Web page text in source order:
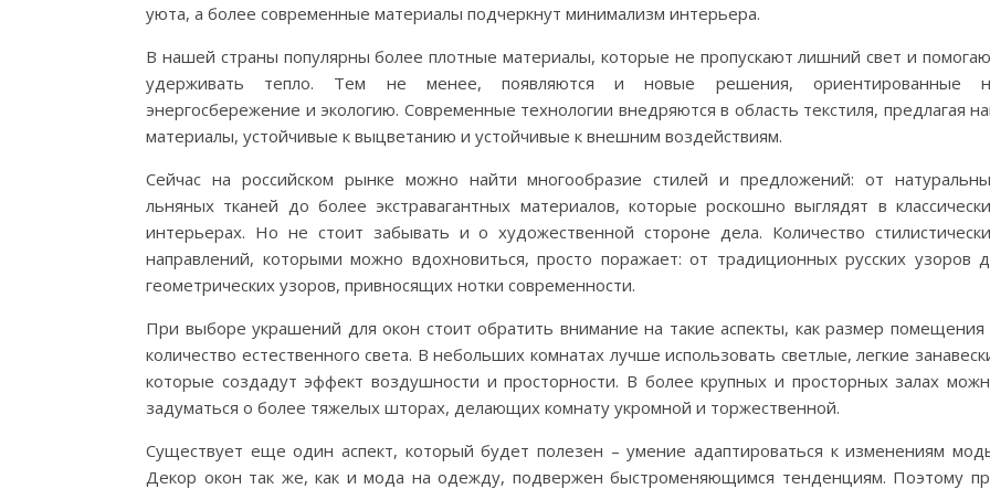
уюта, а более современные материалы подчеркнут минимализм интерьера.
В нашей страны популярны более плотные материалы, которые не пропускают лишний свет и
удерживать тепло. Тем не менее, появляются и новые решения, ориентированные
энергосбережение и экологию. Современные технологии внедряются в область текстиля, предлагая
материалы, устойчивые к выцветанию и устойчивые к внешним воздействиям.
Сейчас на российском рынке можно найти многообразие стилей и предложений: от
льняных тканей до более экстравагантных материалов, которые роскошно выглядят в
интерьерах. Но не стоит забывать и о художественной стороне дела. Количество
направлений, которыми можно вдохновиться, просто поражает: от традиционных русских узоров
геометрических узоров, привносящих нотки современности.
При выборе украшений для окон стоит обратить внимание на такие аспекты, как размер помещения
количество естественного света. В небольших комнатах лучше использовать светлые, легкие
которые создадут эффект воздушности и просторности. В более крупных и просторных залах
задуматься о более тяжелых шторах, делающих комнату укромной и торжественной.
Существует еще один аспект, который будет полезен – умение адаптироваться к изменениям
Декор окон так же, как и мода на одежду, подвержен быстроменяющимся тенденциям. Поэтому